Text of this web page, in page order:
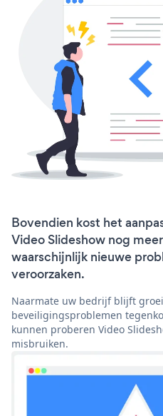
Bovendien kost het
Video Slideshow nog
waarschijnlijk nieuwe
veroorzaken.
Naarmate uw bedrijf blijft
beveiligingsproblemen
kunnen proberen Video
misbruiken.